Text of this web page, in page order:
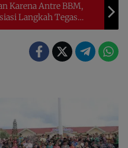
Karena Antre BBM,
Langkah Tegas